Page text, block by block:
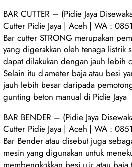
BAR CUTTER – (Pidie Jaya
Cutter Pidie Jaya | Aceh | WA :
Bar cutter STRONG merupakan
yang digerakkan oleh tenaga listrik
dapat dilakukan dengan jauh lebih
Selain itu diameter baja atau besi
jauh lebih besar daripada
gunting beton manual di Pidie Jaya
BAR BENDER – (Pidie Jaya
Cutter Pidie Jaya | Aceh | WA :
Bar Bender atau disebut juga
mesin yang digunakan untuk
membengkokkan besi ulir atau